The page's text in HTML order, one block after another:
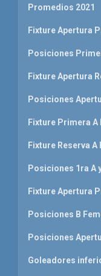
Promedios 2021
Fixture Apertura
Posiciones
Fixture Apertura
Posiciones
Fixture Primera A
Fixture Reserva A
Posiciones 1ra A
Fixture Apertura
Posiciones B
Posiciones
Goleadores